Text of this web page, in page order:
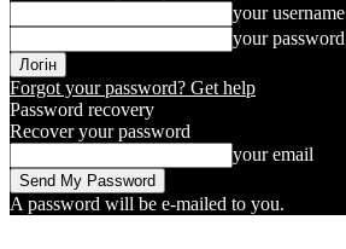
your username
your password
Forgot your password? Get help
Password recovery
Recover your password
your email
A password will be e-mailed to you.